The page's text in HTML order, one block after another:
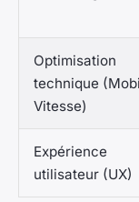
Optimisation
technique
Vitesse)
Expérience
utilisateur (UX)